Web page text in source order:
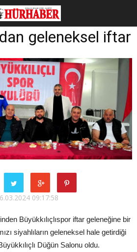
geleneksel iftar
09:17:58
Büyükkılıçlıspor iftar geleneğine bir
siyahlıların geleneksel hale getirdiği
Düğün Salonu oldu.